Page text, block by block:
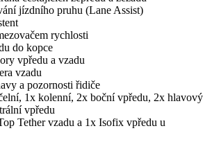
jízdního pruhu (Lane Assist)
rychlosti
do kopce
vpředu a vzadu
vzadu
a pozornosti řidiče
1x kolenní, 2x boční vpředu, 2x hlavový
vpředu
Tether vzadu a 1x Isofix vpředu u